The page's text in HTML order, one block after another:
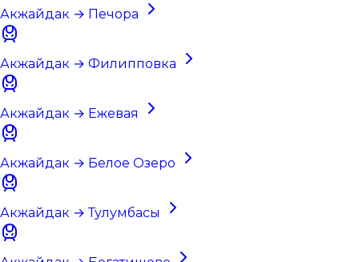
Акжайдак → Печора
Акжайдак → Филипповка
Акжайдак → Ежевая
Акжайдак → Белое Озеро
Акжайдак → Тулумбасы